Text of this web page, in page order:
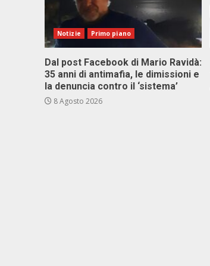
Notizie Primo piano
Dal post Facebook di Mario Ravidà:
35 anni di antimafia, le dimissioni e
la denuncia contro il ‘sistema’
8 Agosto 2026